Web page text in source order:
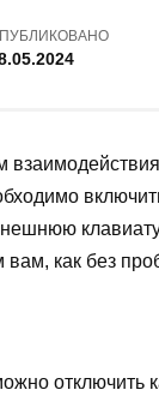
как без
отключить